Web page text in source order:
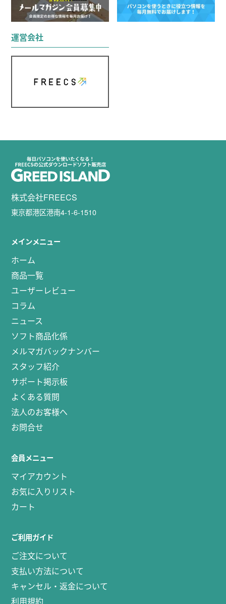
運営会社
株式会社FREECS
東京都港区港南4-1-6-1510
メインメニュー
ホーム
商品一覧
ユーザーレビュー
コラム
ニュース
ソフト商品化係
メルマガバックナンバー
スタッフ紹介
サポート掲示板
よくある質問
法人のお客様へ
お問合せ
会員メニュー
マイアカウント
お気に入りリスト
カート
ご利用ガイド
ご注文について
支払い方法について
キャンセル・返金について
利用規約